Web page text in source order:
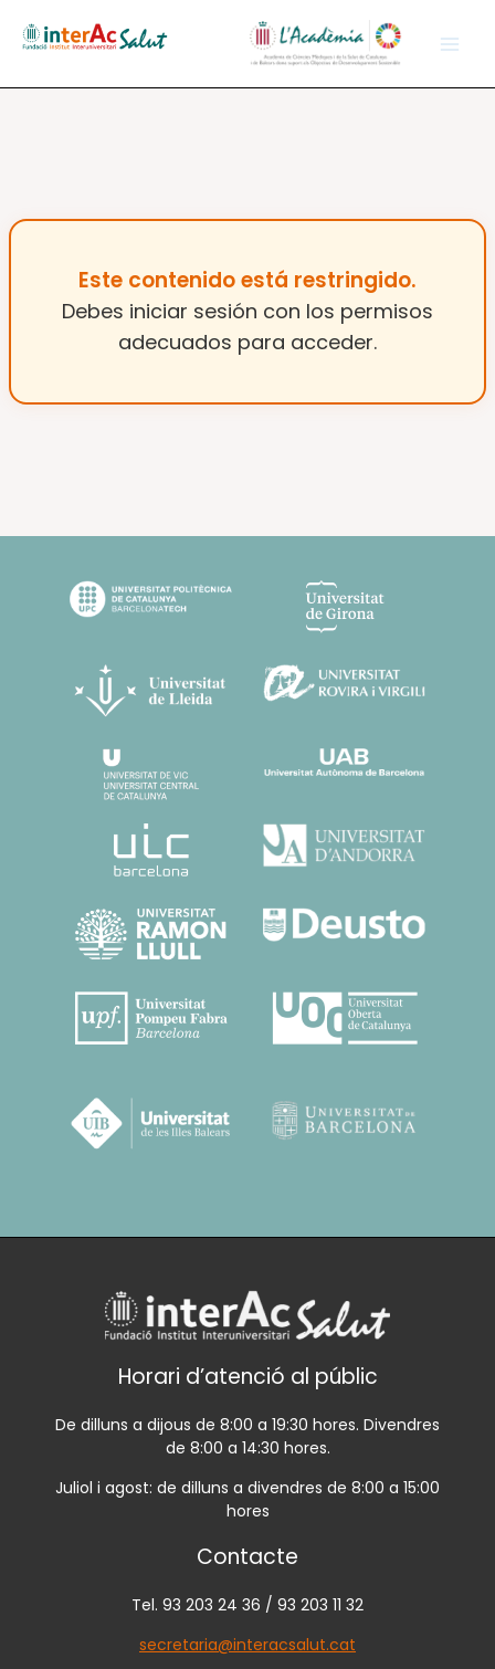
contingut
Este contenido está restringido.
Debes iniciar sesión con los permisos
adecuados para acceder.
Horari d’atenció al públic
De dilluns a dijous de 8:00 a 19:30 hores. Divendres
de 8:00 a 14:30 hores.
Juliol i agost: de dilluns a divendres de 8:00 a 15:00
hores
Contacte
Tel. 93 203 24 36 / 93 203 11 32
secretaria@interacsalut.cat